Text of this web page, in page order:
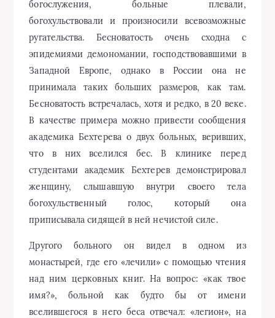
богослужения, больные плевали,
богохульствовали и произносили всевозможные
ругательства. Бесноватость очень сходна с
эпидемиями демономании, господствовавшими в
Западной Европе, однако в России она не
принимала таких больших размеров, как там.
Бесноватость встречалась, хотя и редко, в 20 веке.
В качестве примера можно привести сообщения
академика Бехтерева о двух больных, веривших,
что в них вселился бес. В клинике перед
студентами академик Бехтерев демонстрировал
женщину, слышавшую внутри своего тела
богохульственный голос, который она
приписывала сидящей в ней нечистой силе.
Другого больного он видел в одном из
монастырей, где его «лечили» с помощью чтения
над ним церковных книг. На вопрос: «как твое
имя?», больной как будто бы от имени
вселившегося в него беса отвечал: «легион», на